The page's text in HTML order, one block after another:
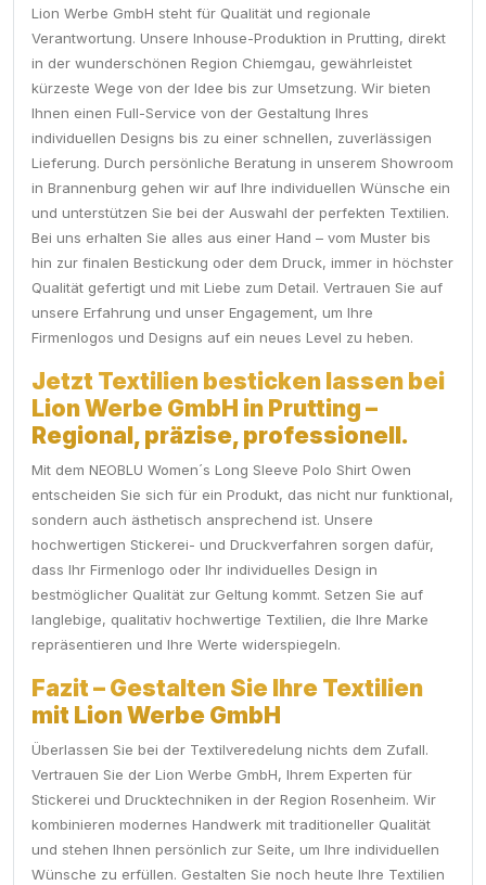
Lion Werbe GmbH steht für Qualität und regionale
Verantwortung. Unsere Inhouse-Produktion in Prutting, direkt
in der wunderschönen Region Chiemgau, gewährleistet
kürzeste Wege von der Idee bis zur Umsetzung. Wir bieten
Ihnen einen Full-Service von der Gestaltung Ihres
individuellen Designs bis zu einer schnellen, zuverlässigen
Lieferung. Durch persönliche Beratung in unserem Showroom
in Brannenburg gehen wir auf Ihre individuellen Wünsche ein
und unterstützen Sie bei der Auswahl der perfekten Textilien.
Bei uns erhalten Sie alles aus einer Hand – vom Muster bis
hin zur finalen Bestickung oder dem Druck, immer in höchster
Qualität gefertigt und mit Liebe zum Detail. Vertrauen Sie auf
unsere Erfahrung und unser Engagement, um Ihre
Firmenlogos und Designs auf ein neues Level zu heben.
Jetzt Textilien besticken lassen bei
Lion Werbe GmbH in Prutting –
Regional, präzise, professionell.
Mit dem NEOBLU Women´s Long Sleeve Polo Shirt Owen
entscheiden Sie sich für ein Produkt, das nicht nur funktional,
sondern auch ästhetisch ansprechend ist. Unsere
hochwertigen Stickerei- und Druckverfahren sorgen dafür,
dass Ihr Firmenlogo oder Ihr individuelles Design in
bestmöglicher Qualität zur Geltung kommt. Setzen Sie auf
langlebige, qualitativ hochwertige Textilien, die Ihre Marke
repräsentieren und Ihre Werte widerspiegeln.
Fazit – Gestalten Sie Ihre Textilien
mit Lion Werbe GmbH
Überlassen Sie bei der Textilveredelung nichts dem Zufall.
Vertrauen Sie der Lion Werbe GmbH, Ihrem Experten für
Stickerei und Drucktechniken in der Region Rosenheim. Wir
kombinieren modernes Handwerk mit traditioneller Qualität
und stehen Ihnen persönlich zur Seite, um Ihre individuellen
Wünsche zu erfüllen. Gestalten Sie noch heute Ihre Textilien